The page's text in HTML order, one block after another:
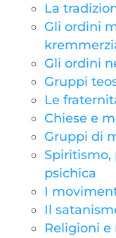
La
Gli ordini
Gli ordini
Gruppi
Le
Chiese e
Gruppi di
Spiritismo,
psichica
I
Il
Religioni